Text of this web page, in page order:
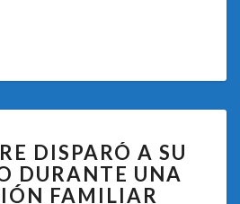
HOMBRE
DISPARÓ
A
DISPARÓ A SU
DURANTE UNA
FAMILIAR